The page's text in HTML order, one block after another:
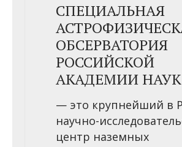
СПЕЦИАЛЬНАЯ
ОБСЕРВАТОРИЯ
РОССИЙСКОЙ
АКАДЕМИИ НАУК
— это крупнейший в
научно-
центр наземных